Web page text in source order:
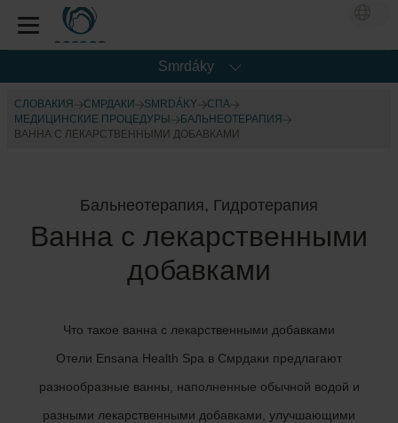
Smrdáky
СЛОВАКИЯ СМРДАКИ SMRDÁKY
CПА
МЕДИЦИНСКИЕ ПРОЦЕДУРЫ
БАЛЬНЕОТЕРАПИЯ
ВАННА С ЛЕКАРСТВЕННЫМИ ДОБАВКАМИ
Бальнеотерапия, Гидротерапия
Ванна с лекарственными
добавками
Что такое ванна с лекарственными добавками
Отели Ensana Health Spa в Смрдаки предлагают
разнообразные ванны, наполненные обычной водой и
разными лекарственными добавками, улучшающими